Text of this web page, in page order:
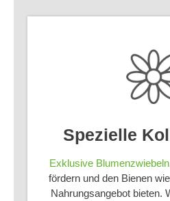
Spezielle
Exklusive Blumenzwiebeln
fördern und den Bienen
Nahrungsangebot bieten.